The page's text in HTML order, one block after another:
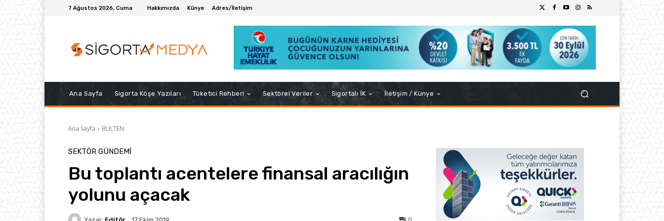
7 Ağustos 2026, Cuma Hakkımızda Künye Adres/İletişim
Ana Sayfa Sigorta Köşe Yazıları Tüketici Rehberi Sektörel Veriler Sigortalı İK İletişim / Künye
Ana Sayfa BÜLTEN
SEKTÖR GÜNDEMİ
Bu toplantı acentelere finansal aracılığın
yolunu açacak